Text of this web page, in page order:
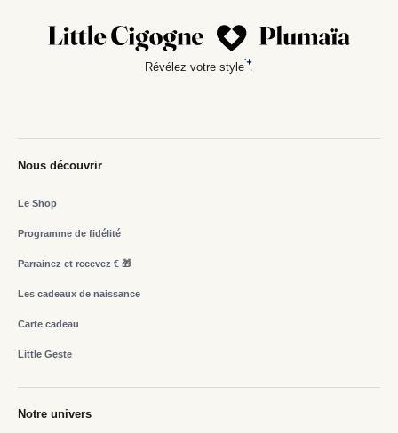
Révélez votre style
Nous découvrir
Le Shop
Programme de fidélité
Parrainez et recevez € 🎁
Les cadeaux de naissance
Carte cadeau
Little Geste
Notre univers